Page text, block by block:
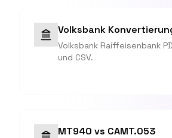
Volksbank
Volksbank Raiffeisenbank
und CSV.
MT940 vs CAMT.053